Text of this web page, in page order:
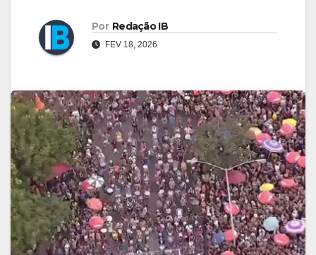
Por Redação IB
FEV 18, 2026